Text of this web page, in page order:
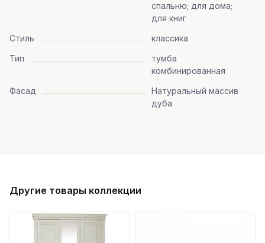
спальню; для дома;
для книг
Стиль
классика
Тип
тумба
комбинированная
Фасад
Натуральный массив
дуба
Другие товары коллекции